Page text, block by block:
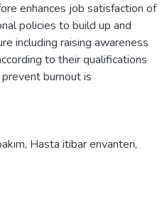
enhances job satisfaction of
policies to build up and
including raising awareness
to their qualifications
burnout is
, Hasta itibar envanteri,